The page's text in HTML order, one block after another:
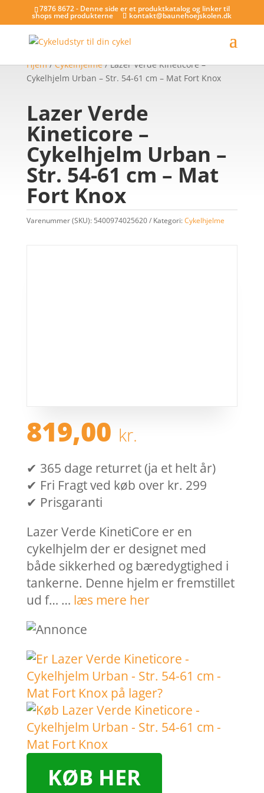
7876 8672 - Denne side er et produktkatalog og linker til
shops med produkterne kontakt@baunehoejskolen.dk
Hjem/Cykelhjelme/ Lazer Verde Kineticore –
Cykelhjelm Urban – Str. 54-61 cm – Mat Fort Knox
Lazer Verde
Kineticore –
Cykelhjelm Urban –
Str. 54-61 cm – Mat
Fort Knox
Varenummer (SKU): 5400974025620 Kategori:Cykelhjelme
819,00 kr.
✔ 365 dage returret (ja et helt år)
✔ Fri Fragt ved køb over kr. 299
✔ Prisgaranti
Lazer Verde KinetiCore er en
cykelhjelm der er designet med
både sikkerhed og bæredygtighed i
tankerne. Denne hjelm er fremstillet
ud f… … læs mere her
KØB HER